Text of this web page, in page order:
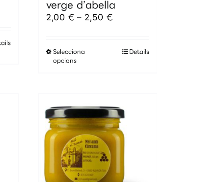
verge d’abella
2,00 € – 2,50 €Interval
Selecciona
opcions
Aquest
opcions
poden
triar
a
la
pàgina
producte
Details